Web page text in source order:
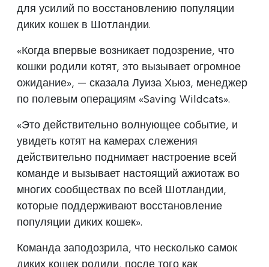
для усилий по восстановлению популяции
диких кошек в Шотландии.
«Когда впервые возникает подозрение, что
кошки родили котят, это вызывает огромное
ожидание», — сказала Луиза Хьюз, менеджер
по полевым операциям «Saving Wildcats».
«Это действительно волнующее событие, и
увидеть котят на камерах слежения
действительно поднимает настроение всей
команде и вызывает настоящий ажиотаж во
многих сообществах по всей Шотландии,
которые поддерживают восстановление
популяции диких кошек».
Команда заподозрила, что несколько самок
диких кошек родили, после того как